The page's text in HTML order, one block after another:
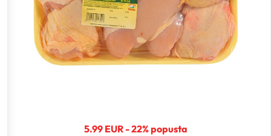
5.99 EUR - 22% popusta